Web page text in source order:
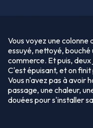
Vous voyez une colonne
essuyé, nettoyé,
commerce. Et puis,
C'est épuisant, et on
Vous n'avez pas à avoir
passage, une chaleur,
douées pour s'installer